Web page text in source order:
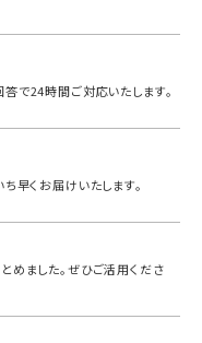
答で24時間ご対応いたします。
早く お届けいたします。
めました。ぜひご活用くださ